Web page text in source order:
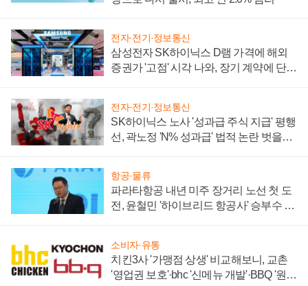
전자·전기·정보통신
삼성전자 SK하이닉스 D램 가격에 해외
증권가 '고점' 시각 나와, 장기 계약에 단점
전자·전기·정보통신
SK하이닉스 노사 '성과급 주식 지급' 평행
선, 곽노정 'N% 성과급' 법적 논란 벗을지
항공·물류
파라타항공 내년 미주 장거리 노선 첫 도
전, 윤철민 '하이브리드 항공사' 승부수 통
소비자·유통
치킨3사 '가맹점 상생' 비교해보니, 교촌
'영업권 보호'·bhc '신메뉴 개발'·BBQ '원가